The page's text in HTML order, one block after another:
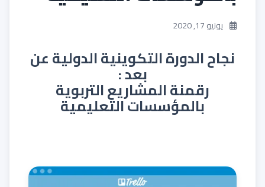
يونيو 17, 2020
نجاح الدورةالتكوينية الدوليةعن
بعد:
رقمنة المشاريع التربوية
بالمؤسسات التعليمية